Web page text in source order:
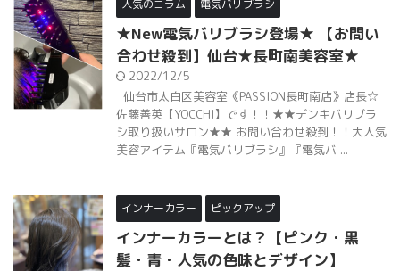
人気のコラム 電気バリブラシ
★New電気バリブラシ登場★ 【お問い
合わせ殺到】仙台★長町南美容室★
2022/12/5
仙台市太白区美容室《PASSION長町南店》店長☆
佐藤善英【YOCCHI】です！！★★デンキバリブラ
シ取り扱いサロン★★ お問い合わせ殺到！！大人気
美容アイテム『電気バリブラシ』『電気バ ...
インナーカラー ピックアップ
インナーカラーとは？【ピンク・黒
髪・青・人気の色味とデザイン】